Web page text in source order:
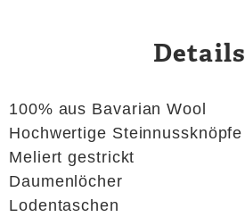
Details
100% aus Bavarian Wool
Hochwertige Steinnussknöpfe
Meliert gestrickt
Daumenlöcher
Lodentaschen